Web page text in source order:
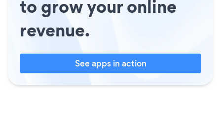
to grow your online
revenue.
See apps in action